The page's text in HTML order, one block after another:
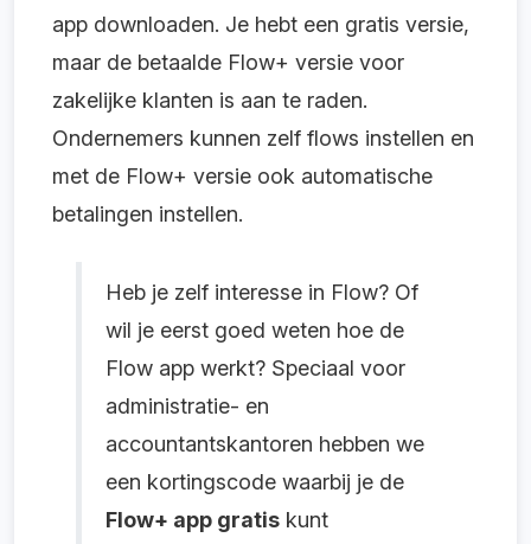
app downloaden. Je hebt een gratis versie,
maar de betaalde Flow+ versie voor
zakelijke klanten is aan te raden.
Ondernemers kunnen zelf flows instellen en
met de Flow+ versie ook automatische
betalingen instellen.
Heb je zelf interesse in Flow? Of
wil je eerst goed weten hoe de
Flow app werkt? Speciaal voor
administratie- en
accountantskantoren hebben we
een kortingscode waarbij je de
Flow+ app gratis kunt